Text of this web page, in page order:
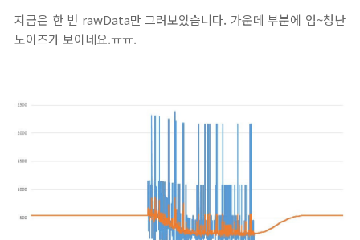
지금은 한 번 rawData만 그려보았습니다. 가운데 부분에 엄~청난
노이즈가 보이네요.ㅠㅠ.